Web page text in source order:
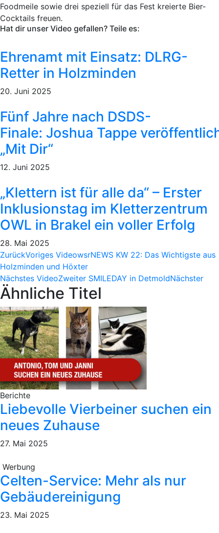
Foodmeile sowie drei speziell für das Fest kreierte Bier-
Cocktails freuen.
Hat dir unser Video gefallen? Teile es:
Ehrenamt mit Einsatz: DLRG-
Retter in Holzminden
20. Juni 2025
Fünf Jahre nach DSDS-
Finale: Joshua Tappe
„Mit Dir“
12. Juni 2025
„Klettern ist für alle da“ – Erster
Inklusionstag im Kletterzentrum
OWL in Brakel ein voller Erfolg
28. Mai 2025
ZurückVoriges VideowsrNEWS KW 22: Das Wichtigste aus
Holzminden und Höxter
Nächstes VideoZweiter SMILEDAY in DetmoldNächster
Ähnliche Titel
Berichte
Liebevolle Vierbeiner suchen ein
neues Zuhause
27. Mai 2025
Werbung
Celten-Service: Mehr als nur
Gebäudereinigung
23. Mai 2025